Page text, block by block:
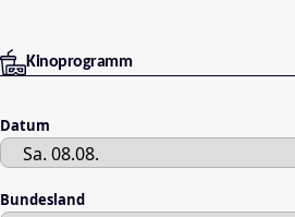
Kinoprogramm
Datum
Bundesland